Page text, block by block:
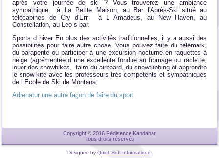
après votre journée de ski ? Vous trouverez une ambiance
sympathique à La Petite Maison, au Bar l'Après-Ski situé au
télécabines de Cry d'Err, à L Amadeus, au New Haven, au
Constellation, au Leo s bar.
Sports d hiver En plus des activités traditionnelles, il y a aussi des
possibilités pour faire autre chose. Vous pouvez faire du télémark,
du parapente ou participer à une excursion nocturne en raquettes à
neige (agrémentée d une excellente fondue au fromage ou raclette,
louer des snowbikes, faire du airboard, du snowtubbing et apprendre
le snow-kite avec les professeurs très compétents et sympathiques
de l Ecole de Ski de Montana.
Adrenatur une autre façon de faire du sport
Copyright © 2016 Rédisence Kandahar
Tous droits réservés
Designed by Quick-Soft Informatique.